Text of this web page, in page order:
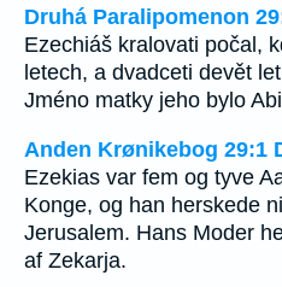
Druhá Paralipomenon
Ezechiáš kralovati počal,
letech, a dvadceti devět
Jméno matky jeho bylo
Anden Krønikebog 29:1
Ezekias var fem og tyve
Konge, og han herskede
Jerusalem. Hans Moder
af Zekarja.